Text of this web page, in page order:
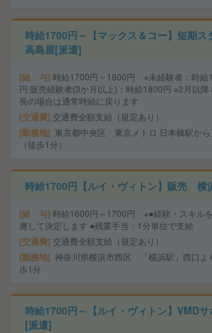
時給1700円～【マックス＆コー】短期
高島屋[派遣]
給 与 時給1700円～1800円 ※未経験者：時給
円 販売経験者(3か月以上)：時給1800円 ※2月以降
長の場合は通常時給に戻ります
交通費 交通費全額支給（規定あり）
勤務地
東京都中央区 東京メトロ 日本橋駅から
（徒歩1分）
時給1700円【ルイ・ヴィトン】販売 横
給 与 時給1600円～1700円 ※●経験・スキル
慮して決定します ●残業手当：1分単位で支給
交通費 交通費全額支給（規定あり）
勤務地 神奈川県横浜市西区 「横浜駅」西口よ
歩1分
時給1700円～【ルイ・ヴィトン】VMD
[派遣]